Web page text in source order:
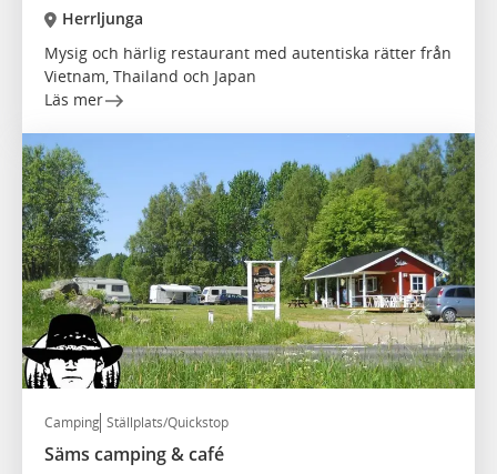
Herrljunga
Mysig och härlig restaurant med autentiska rätter från
Vietnam, Thailand och Japan
Läs mer
Camping Ställplats/Quickstop
Säms camping & café